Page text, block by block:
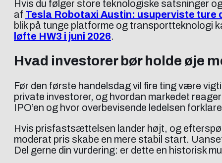
Hvis du følger store teknologiske satsninger
af Tesla Robotaxi Austin: usuperviste ture
blik på tunge platforme og transportteknologi
løfte HW3 i juni 2026.
Hvad investorer bør holde øje
Før den første handelsdag vil fire ting være
private investorer, og hvordan markedet
IPO’en og hvor overbevisende ledelsen
Hvis prisfastsættelsen lander højt, og
moderat pris skabe en mere stabil start.
Del gerne din vurdering: er dette en historisk